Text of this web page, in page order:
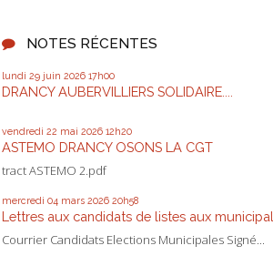
NOTES RÉCENTES
lundi 29 juin 2026 17h00
DRANCY AUBERVILLIERS SOLIDAIRE....
vendredi 22 mai 2026 12h20
ASTEMO DRANCY OSONS LA CGT
tract ASTEMO 2.pdf
mercredi 04 mars 2026 20h58
Lettres aux candidats de listes aux
Courrier Candidats Elections Municipales Signé...